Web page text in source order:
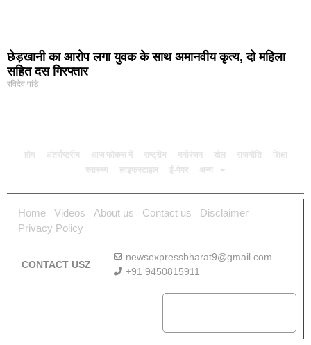
छेड़खानी का आरोप लगा युवक के साथ अमानवीय कृत्य, दो महिला
सहित दस गिरफ्तार
रविदेव पांडे
होम अंतर्राष्ट्रीय आज फोकस में राष्ट्रीय मनोरंजन खेल राजनीति
शिक्षा
स्वास्थ्य
लाइफस्टाइल ई-पेपर अन्य
Home Videos About us Contact us
Disclaimer
Privacy Policy
CONTACT USZ
newsexpressbharat9@gmail.com
+91 9450815911